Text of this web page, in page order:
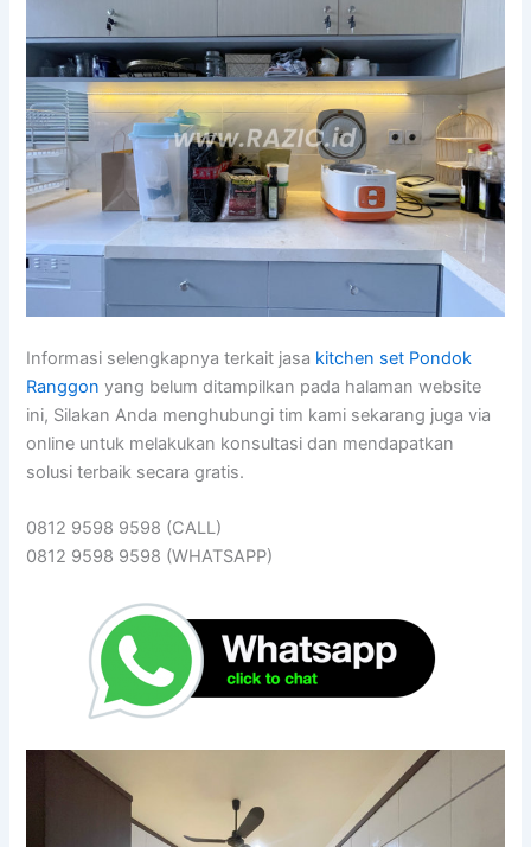
Informasi selengkapnya terkait jasa kitchen set Pondok
Ranggon yang belum ditampilkan pada halaman website
ini, Silakan Anda menghubungi tim kami sekarang juga via
online untuk melakukan konsultasi dan mendapatkan
solusi terbaik secara gratis.
0812 9598 9598 (CALL)
0812 9598 9598 (WHATSAPP)